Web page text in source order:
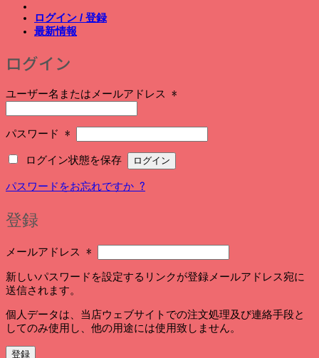
ログイン / 登録
最新情報
ログイン
ユーザー名またはメールアドレス *
パスワード *
ログイン状態を保存
ログイン
パスワードをお忘れですか ?
登録
メールアドレス *
須
新しいパスワードを設定するリンクが登録メールアドレス宛に
送信されます。
個人データは、当店ウェブサイトでの注文処理及び連絡手段と
してのみ使用し、他の用途には使用致しません。
登録